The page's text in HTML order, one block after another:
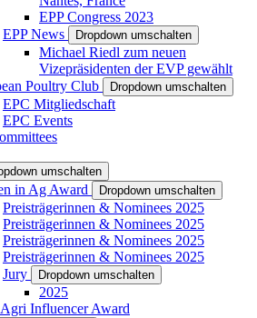
EPP Congress 2023
EPP News
Dropdown umschalten
Michael Riedl zum neuen
Vizepräsidenten der EVP gewählt
Poultry Club
Dropdown umschalten
EPC Mitgliedschaft
EPC Events
umschalten
in Ag Award Dropdown umschalten
Preisträgerinnen & Nominees 2025
Preisträgerinnen & Nominees 2025
Preisträgerinnen & Nominees 2025
Preisträgerinnen & Nominees 2025
Jury
Dropdown umschalten
2025
Influencer Award